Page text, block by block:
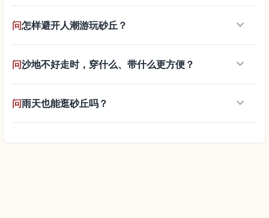
问怎样避开人潮游玩砂丘？ keyboard_arrow_down
问沙地不好走时，穿什么、带什么更方便？ keyboard_arrow_down
问雨天也能逛砂丘吗？ keyboard_arrow_down